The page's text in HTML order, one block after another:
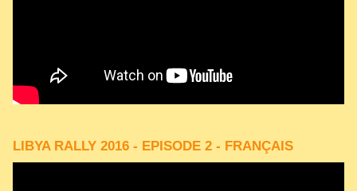
LIBYA RALLY 2016 - EPISODE 2 - FRANÇAIS